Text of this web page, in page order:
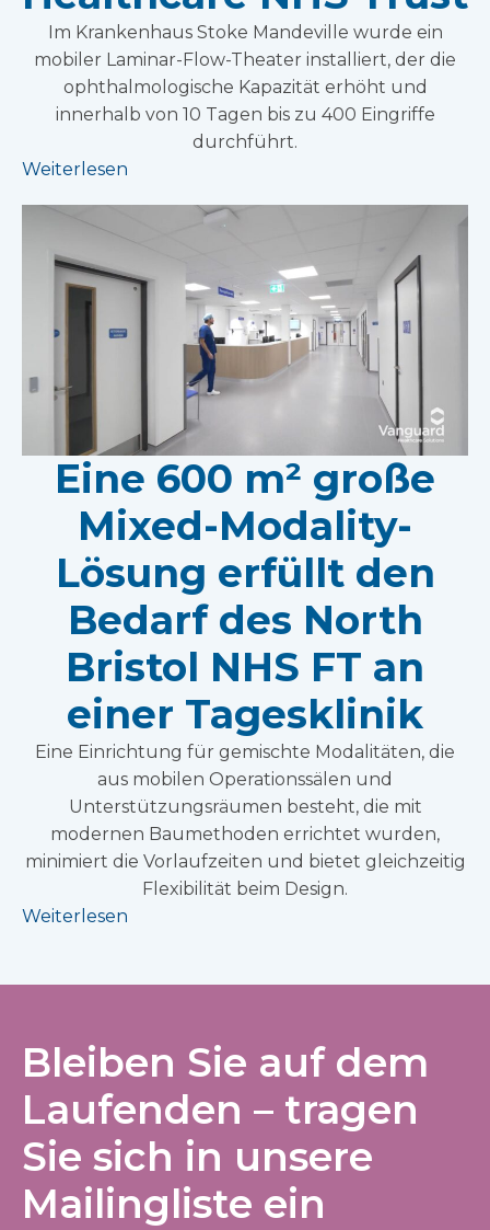
Im Krankenhaus Stoke Mandeville wurde ein
mobiler Laminar-Flow-Theater installiert, der die
ophthalmologische Kapazität erhöht und
innerhalb von 10 Tagen bis zu 400 Eingriffe
durchführt.
Weiterlesen
Eine 600 m² große
Mixed-Modality-
Lösung erfüllt den
Bedarf des North
Bristol NHS FT an
einer Tagesklinik
Eine Einrichtung für gemischte Modalitäten, die
aus mobilen Operationssälen und
Unterstützungsräumen besteht, die mit
modernen Baumethoden errichtet wurden,
minimiert die Vorlaufzeiten und bietet gleichzeitig
Flexibilität beim Design.
Weiterlesen
Bleiben Sie auf dem
Laufenden – tragen
Sie sich in unsere
Mailingliste ein